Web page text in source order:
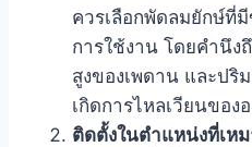
ควรเลือกพัดลมยักษ์ที่
การใช้งาน โดยคำนึง
สูงของเพดาน และปริ
เกิดการไหลเวียนของ
ติดตั้งในตำแหน่งที่เห